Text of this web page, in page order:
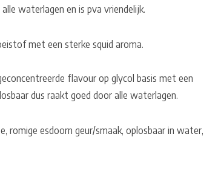
waterlagen en is pva vriendelijk.
met een sterke squid aroma.
flavour op glycol basis met een
dus raakt goed door alle waterlagen.
romige esdoorn geur/smaak, oplosbaar in water,